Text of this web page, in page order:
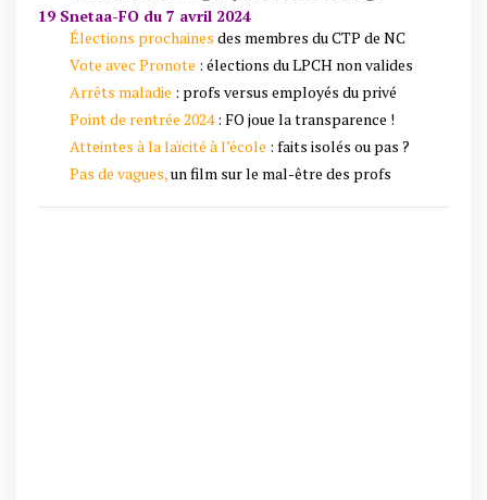
19 Snetaa-FO du 7 avril 2024
Élections prochaines des membres du CTP de NC
Vote avec Pronote : élections du LPCH non valides
Arrêts maladie : profs versus employés du privé
Point de rentrée 2024 : FO joue la transparence !
Atteintes à la laïcité à l’école : faits isolés ou pas ?
Pas de vagues, un film sur le mal-être des profs